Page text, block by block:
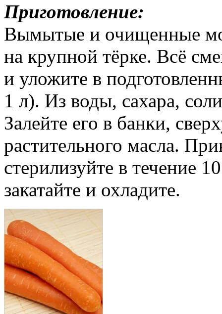
Приготовление:
Вымытые и очищенные
на крупной тёрке. Всё
и уложите в
1 л). Из воды, сахара,
Залейте его в банки,
растительного масла.
стерилизуйте в течение
закатайте и охладите.